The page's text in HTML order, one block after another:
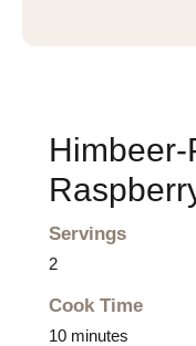
Servings
2
Cook Time
10 minutes